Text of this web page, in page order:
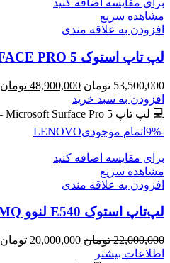
برای مقایسه اضافه کنید
مشاهده سریع
افزودن به علاقه مندی
لپ تاپ استوک SURFACE PRO 5 ، رم 8GB، حافظه 256GB
53,500,000 تومان قیمت
اصلی
53,500,000 تومان
بود.
48,900,000 تومان
افزودن به سبد خرید
💻 لپ تاپ Microsoft Surface Pro 5 – سبک، شیک و قدرتمند برای همه جا! سیم کارت خور 🔖 کد
-9%
اتمام موجودیLENOVO
برای مقایسه اضافه کنید
مشاهده سریع
افزودن به علاقه مندی
لپ‌تاپ استوک E540 لنوو Core i7-4702MQ با 500 حافظه و رم 8GB
22,000,000 تومان قیمت
20,000,000 تومان
اطلاعات بیشتر